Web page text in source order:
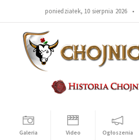
poniedziałek, 10 sierpnia 2026 •
Galeria Video Ogłoszenia